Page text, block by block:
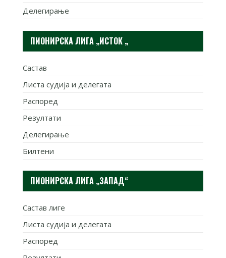
Делегирање
ПИОНИРСКА ЛИГА „ИСТОК „
Састав
Листа судија и делегата
Распоред
Резултати
Делегирање
Билтени
ПИОНИРСКА ЛИГА „ЗАПАД“
Састав лиге
Листа судија и делегата
Распоред